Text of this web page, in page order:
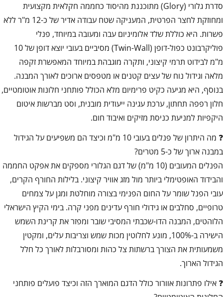
סדרת גלורי (Glory) מתוכננת מהיסוד כחממה חקלאית מקצועית
ומחוזקת לחצר הפרטית, המעניקה שטח עבודה אדיר של כ-12 מ"ר ללא
פשרות. היא כוללת שלד אלומיניום עבה ומעובה במיוחד, פנלי
פוליקרבונט כפול-דופן (Twin-Wall) מסיביים בעובי יוצא דופן של 10
מ"מ לבידוט תרמי קיצוני, ותקרה מוגבהת במיוחד המאפשרת זקפה
מלאה וגידול נוח של עצים קטנים או מטפסים ארוכים לאורך המבנה.
בנוסף, היא מגיעה כקיט פרימיום מלא הכולל פותחני חלונות אוטומטיים,
חלון רפפה תחתון, ערכת עגינה ייעודית מובנית, וסט מברשות איטום
היקפיות למניעת כניסת מזיקים ואיבוד חום.
❓ מה היתרון של פנלים בעובי 10 מ"מ וכיצד הם משפיעים על הגידול
במבנה ארוך של כ-5 מטרים?
הפנלים המעובים (10 מ"מ) של דגם הגלורי מספקים את אפקט החממה
והבידוד האופטימלי ביותר מול מזג אוויר קיצוני. בלילות החורף הקרים,
עובי הפנל שומר על החום הפנימי בצורה מוחלטת ומגן על צמחים
טרופיים, סחלבים או גידולי חורף עדינים מפני קרה. בימי הקיץ הישראלי
הלוהטים, המבנה הדו-שכבתי המסיבי שובר ומפזר את קרינת השמש
הישירה ב-100%, מונע לחלוטין מכות שמש וצריבות עלים, ומקטין
משמעותית את הצורך ברשתות צל כהות ומסורבלות לאורך כל חלל
הגידול הארוך.
❓ אילו פתרונות אוורור כולל הדגם המוארך הזה וכיצד פועלים פותחני